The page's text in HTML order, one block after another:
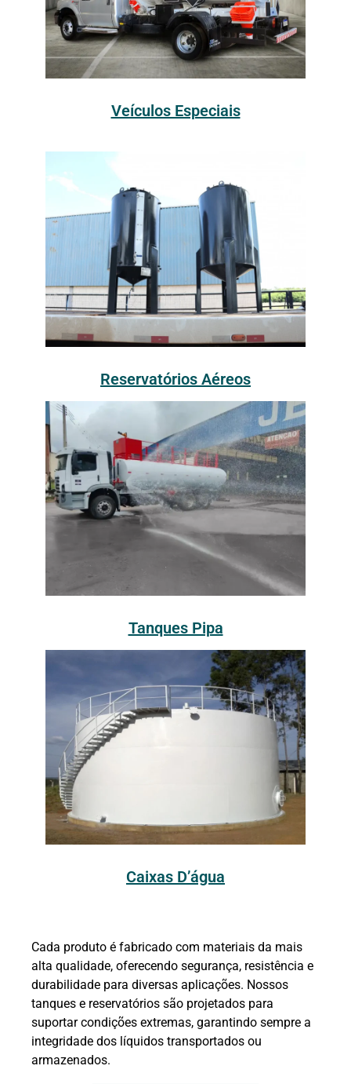
Veículos Especiais
Reservatórios Aéreos
Tanques Pipa
Caixas D’água
Cada produto é fabricado com materiais da mais
alta qualidade, oferecendo segurança, resistência e
durabilidade para diversas aplicações. Nossos
tanques e reservatórios são projetados para
suportar condições extremas, garantindo sempre a
integridade dos líquidos transportados ou
armazenados.